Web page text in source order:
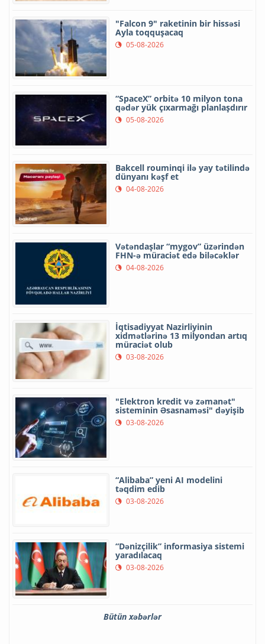
"Falcon 9" raketinin bir hissəsi
Ayla toqquşacaq
05-08-2026
“SpaceX” orbitə 10 milyon tona
qədər yük çıxarmağı planlaşdırır
05-08-2026
Bakcell rouminqi ilə yay tətilində
dünyanı kəşf et
04-08-2026
Vətəndaşlar “mygov” üzərindən
FHN-ə müraciət edə biləcəklər
04-08-2026
İqtisadiyyat Nazirliyinin
xidmətlərinə 13 milyondan artıq
müraciət olub
03-08-2026
"Elektron kredit və zəmanət"
sisteminin Əsasnaməsi" dəyişib
03-08-2026
“Alibaba” yeni AI modelini
təqdim edib
03-08-2026
“Dənizçilik” informasiya sistemi
yaradılacaq
03-08-2026
Bütün xəbərlər